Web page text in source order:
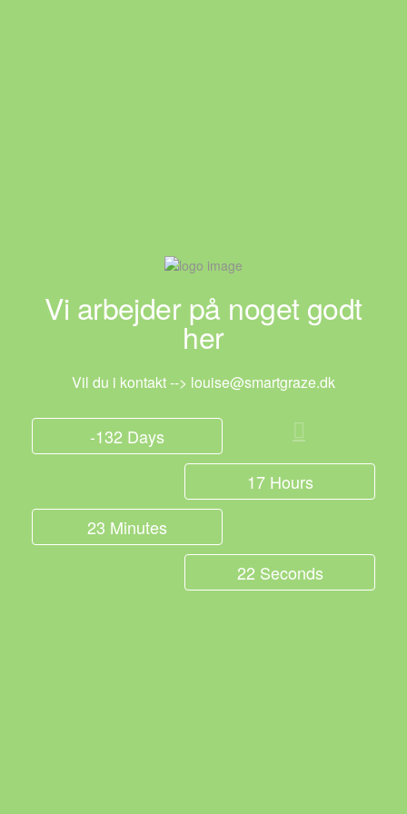
Vi arbejder på noget godt
her
Vil du i kontakt --> louise@smartgraze.dk
-132 Days
17 Hours
23 Minutes
22 Seconds